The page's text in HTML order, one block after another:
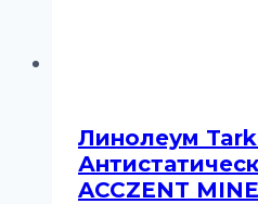
Линолеум
ACCZENT